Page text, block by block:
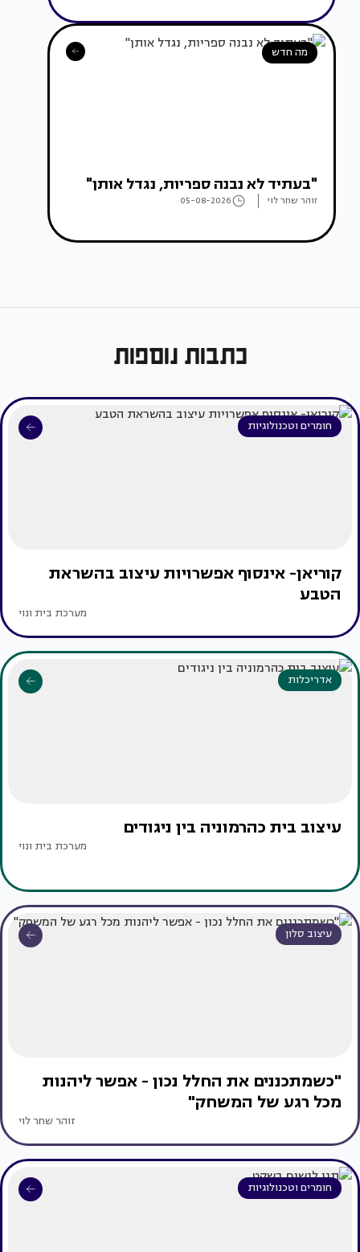
מה חדש
"בעתיד לא נבנה ספריות, נגדל אותן"
זוהר שחר לוי 05-08-2026
כתבות נוספות
חומרים וטכנולוגיות
קוריאן- אינסוף אפשרויות עיצוב בהשראת
הטבע
מערכת בית ונוי
אדריכלות
עיצוב בית כהרמוניה בין ניגודים
מערכת בית ונוי
עיצוב סלון
"כשמתכננים את החלל נכון - אפשר ליהנות
מכל רגע של המשחק"
זוהר שחר לוי
חומרים וטכנולוגיות